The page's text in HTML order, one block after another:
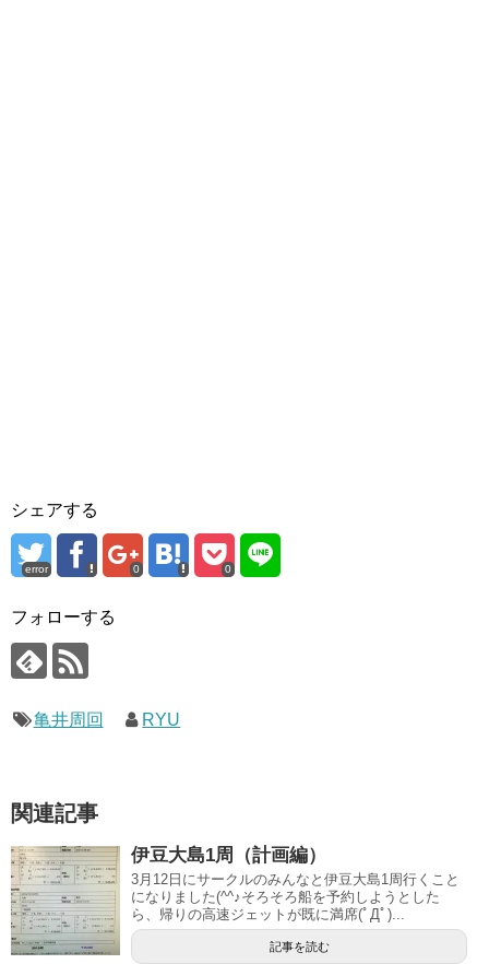
シェアする
error 0 0
フォローする
亀井周回 RYU
関連記事
伊豆大島1周（計画編）
3月12日にサークルのみんなと伊豆大島1周行くこと
になりました(^^♪そろそろ船を予約しようとした
ら、帰りの高速ジェットが既に満席(ﾟДﾟ)...
記事を読む